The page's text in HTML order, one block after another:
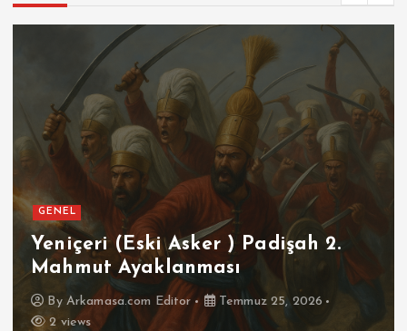
GENEL
Yeniçeri (Eski Asker ) Padişah 2.
Mahmut Ayaklanması
By Arkamasa.com Editor
Temmuz 25, 2026
2 views